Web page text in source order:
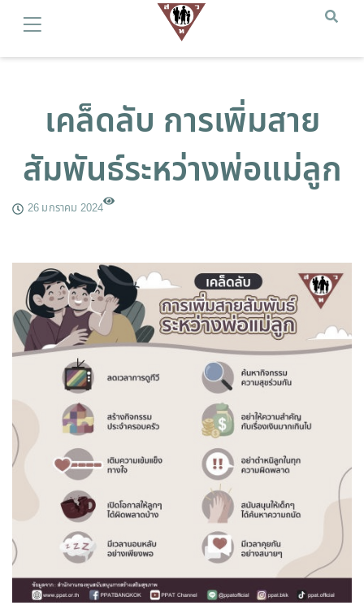
เคล็ดลับ การเพิ่มสาย
สัมพันธ์ระหว่างพ่อแม่ลูก
26 มกราคม 2024